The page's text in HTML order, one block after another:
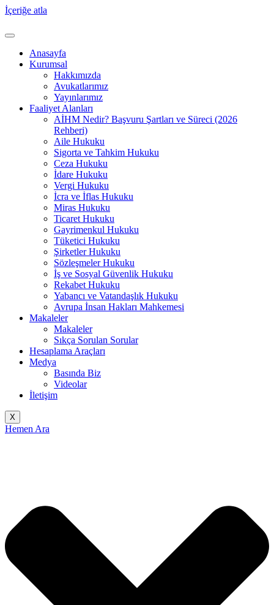
İçeriğe atla
Anasayfa
Kurumsal
Hakkımızda
Avukatlarımız
Yayınlarımız
Faaliyet Alanları
AİHM Nedir? Başvuru Şartları ve Süreci (2026
Rehberi)
Aile Hukuku
Sigorta ve Tahkim Hukuku
Ceza Hukuku
İdare Hukuku
Vergi Hukuku
İcra ve İflas Hukuku
Miras Hukuku
Ticaret Hukuku
Gayrimenkul Hukuku
Tüketici Hukuku
Şirketler Hukuku
Sözleşmeler Hukuku
İş ve Sosyal Güvenlik Hukuku
Rekabet Hukuku
Yabancı ve Vatandaşlık Hukuku
Avrupa İnsan Hakları Mahkemesi
Makaleler
Makaleler
Sıkça Sorulan Sorular
Hesaplama Araçları
Medya
Basında Biz
Videolar
İletişim
X
Hemen Ara